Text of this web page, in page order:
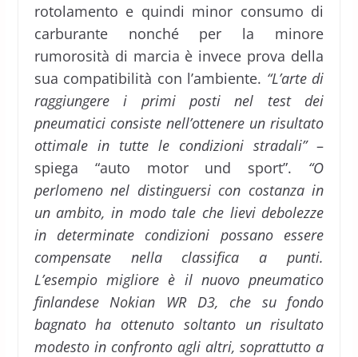
rotolamento e quindi minor consumo di
carburante nonché per la minore
rumorosità di marcia è invece prova della
sua compatibilità con l’ambiente. “L’arte di
raggiungere i primi posti nel test dei
pneumatici consiste nell’ottenere un risultato
ottimale in tutte le condizioni stradali”–
spiega “auto motor und sport”. “O
perlomeno nel distinguersi con costanza in
un ambito, in modo tale che lievi debolezze
in determinate condizioni possano essere
compensate nella classifica a punti.
L’esempio migliore è il nuovo pneumatico
finlandese Nokian WR D3, che su fondo
bagnato ha ottenuto soltanto un risultato
modesto in confronto agli altri, soprattutto a